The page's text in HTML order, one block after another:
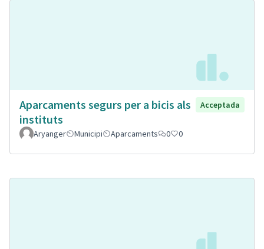
Aparcaments segurs per a bicis als
instituts
Acceptada
Aryanger Municipi Aparcaments 0 0